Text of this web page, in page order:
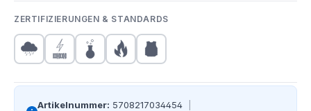
ZERTIFIZIERUNGEN & STANDARDS
Artikelnummer: 5708217034454